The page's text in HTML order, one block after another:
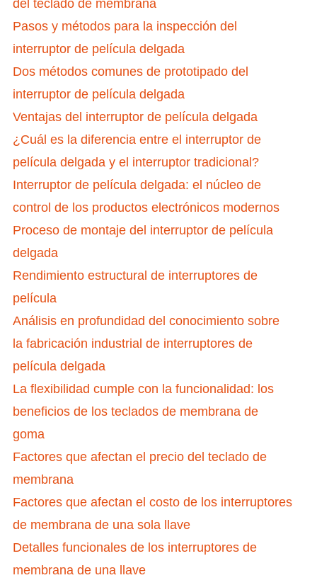
del teclado de membrana
Pasos y métodos para la inspección del
interruptor de película delgada
Dos métodos comunes de prototipado del
interruptor de película delgada
Ventajas del interruptor de película delgada
¿Cuál es la diferencia entre el interruptor de
película delgada y el interruptor tradicional?
Interruptor de película delgada: el núcleo de
control de los productos electrónicos modernos
Proceso de montaje del interruptor de película
delgada
Rendimiento estructural de interruptores de
película
Análisis en profundidad del conocimiento sobre
la fabricación industrial de interruptores de
película delgada
La flexibilidad cumple con la funcionalidad: los
beneficios de los teclados de membrana de
goma
Factores que afectan el precio del teclado de
membrana
Factores que afectan el costo de los interruptores
de membrana de una sola llave
Detalles funcionales de los interruptores de
membrana de una llave